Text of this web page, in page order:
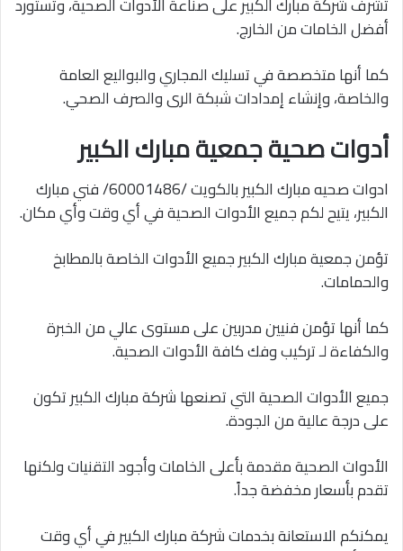
أفضل الخامات من الخارج.
كما أنها متخصصة في تسليك المجاري والبواليع العامة
والخاصة، وإنشاء إمدادات شبكة الرى والصرف الصحي.
أدوات صحية جمعية مبارك الكبير
ادوات صحيه مبارك الكبير بالكويت /60001486/ فني مبارك
الكبير، يتيح لكم جميع الأدوات الصحية في أي وقت وأي مكان.
تؤمن جمعية مبارك الكبير جميع الأدوات الخاصة بالمطابخ
والحمامات.
كما أنها تؤمن فنيين مدربين على مستوى عالي من الخبرة
والكفاءة لـ تركيب وفك كافة الأدوات الصحية.
جميع الأدوات الصحية التي تصنعها شركة مبارك الكبير تكون
على درجة عالية من الجودة.
الأدوات الصحية مقدمة بأعلى الخامات وأجود التقنيات ولكنها
تقدم بأسعار مخفضة جداً.
يمكنكم الاستعانة بخدمات شركة مبارك الكبير في أي وقت